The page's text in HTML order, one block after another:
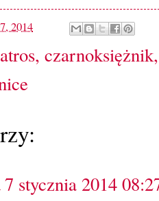
2014
, czarnoksiężnik
7 stycznia 2014